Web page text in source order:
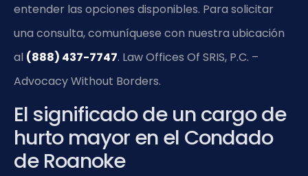
entender las opciones disponibles. Para solicitar
una consulta, comuníquese con nuestra ubicación
al (888) 437-7747. Law Offices Of SRIS, P.C. –
Advocacy Without Borders.
El significado de un cargo de
hurto mayor en el Condado
de Roanoke